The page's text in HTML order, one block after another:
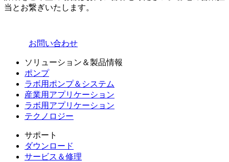
当とお繋ぎいたします。
お問い合わせ
ソリューション＆製品情報
ポンプ
ラボ用ポンプ＆システム
産業用アプリケーション
ラボ用アプリケーション
テクノロジー
サポート
ダウンロード
サービス＆修理